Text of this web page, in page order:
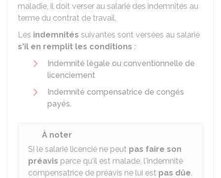
maladie, il doit verser au salarié des indemnités au
terme du contrat de travail.
Les indemnités suivantes sont versées au salarié
s'il en remplit les conditions :
Indemnité légale ou conventionnelle de
licenciement
Indemnité compensatrice de congés
payés.
À noter
Si le salarié licencié ne peut pas faire son
préavis parce qu'il est malade, l'indemnité
compensatrice de préavis ne lui est pas dûe.